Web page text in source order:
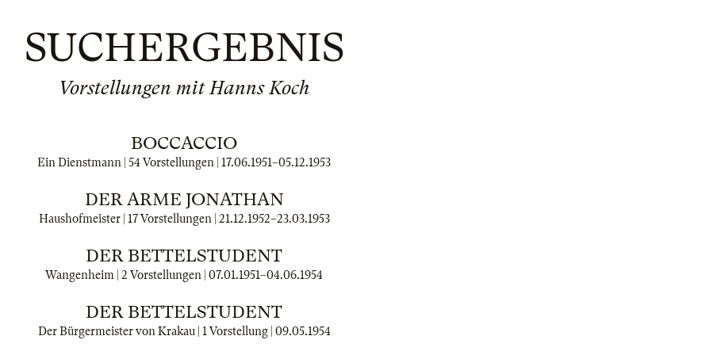
SUCHERGEBNIS
Vorstellungen mit Hanns Koch
BOCCACCIO
Ein Dienstmann | 54 Vorstellungen | 17.06.1951–05.12.1953
DER ARME JONATHAN
Haushofmeister | 17 Vorstellungen | 21.12.1952–23.03.1953
DER BETTELSTUDENT
Wangenheim | 2 Vorstellungen | 07.01.1951–04.06.1954
DER BETTELSTUDENT
Der Bürgermeister von Krakau | 1 Vorstellung | 09.05.1954